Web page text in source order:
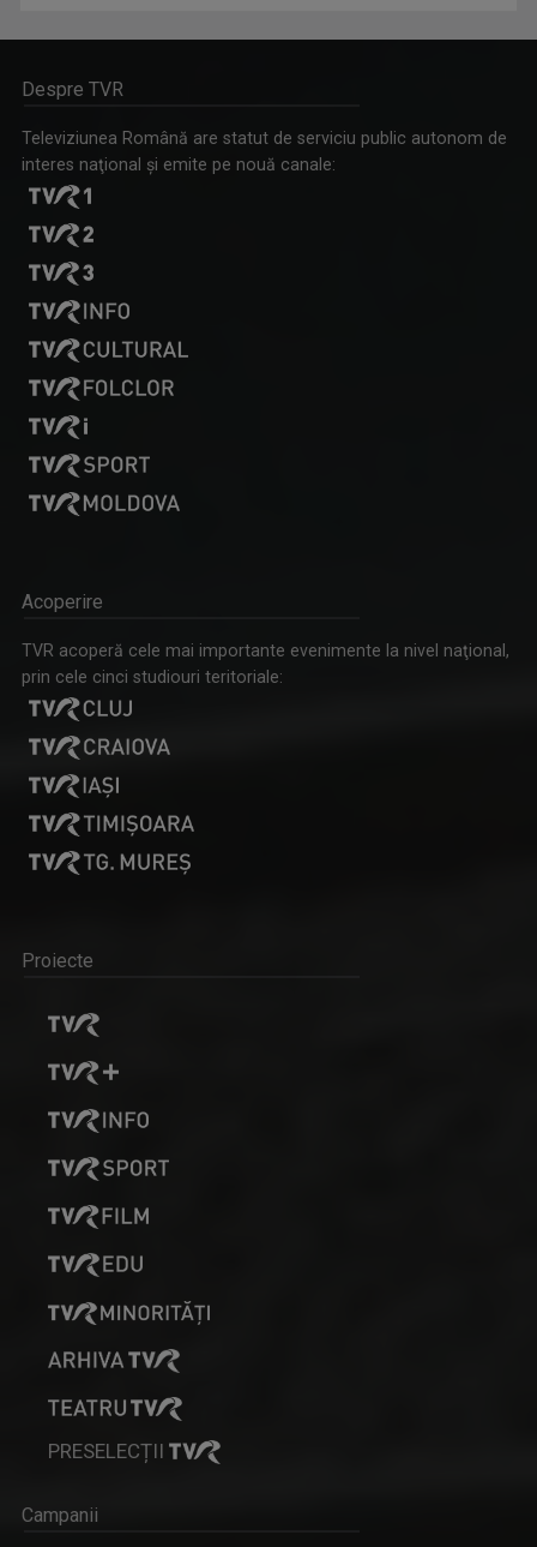
Despre TVR
Televiziunea Română are statut de serviciu public autonom de
interes naţional şi emite pe nouă canale:
Acoperire
TVR acoperă cele mai importante evenimente la nivel naţional,
prin cele cinci studiouri teritoriale:
Proiecte
PRESELECȚII
Campanii